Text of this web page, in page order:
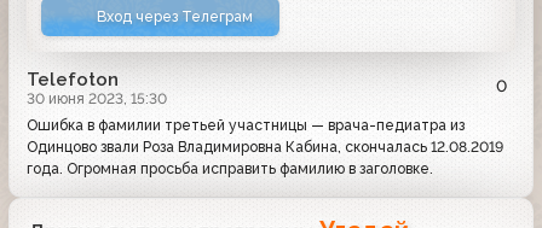
Вход через Телеграм
Telefoton
30 июня 2023, 15:30
0
Ошибка в фамилии третьей участницы — врача-педиатра из
Одинцово звали Роза Владимировна Кабина, скончалась 12.08.2019
года. Огромная просьба исправить фамилию в заголовке.